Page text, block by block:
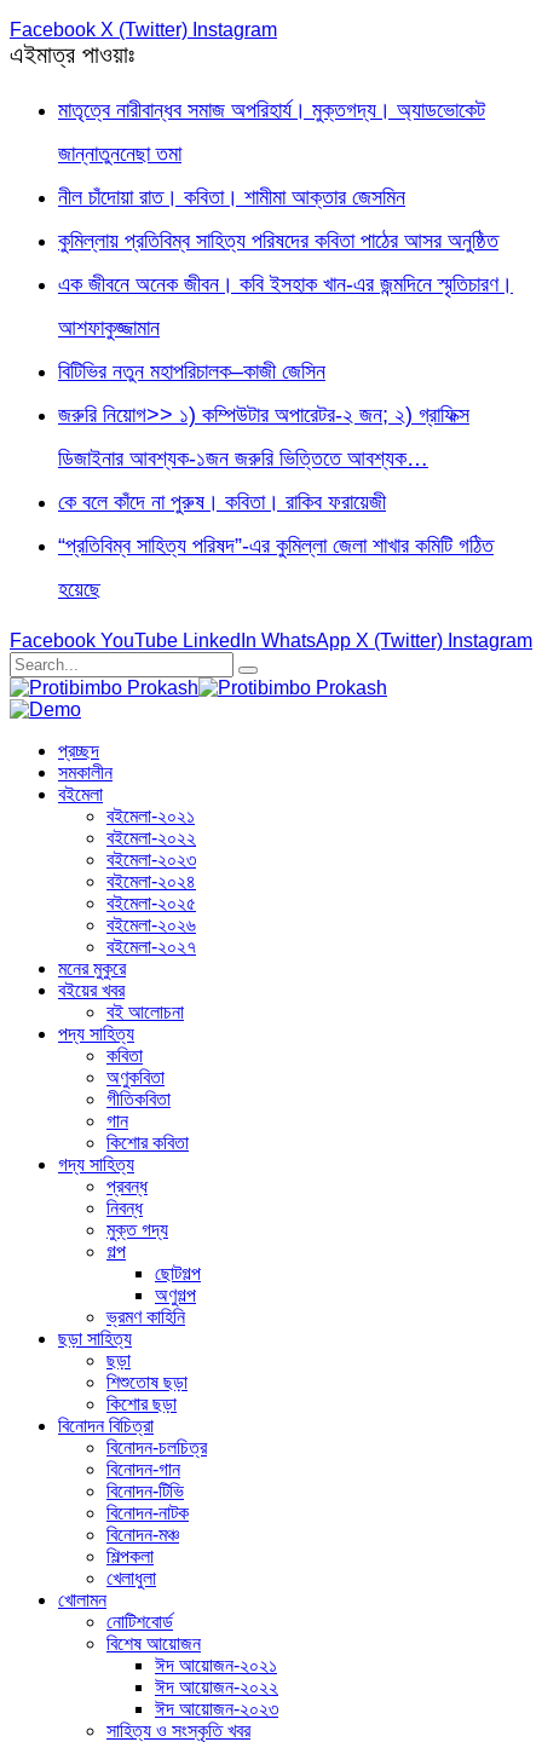
Facebook X (Twitter) Instagram
এইমাত্র পাওয়াঃ
মাতৃত্বে নারীবান্ধব সমাজ অপরিহার্য। মুক্তগদ্য। অ্যাডভোকেট
জান্নাতুননেছা তমা
নীল চাঁদোয়া রাত। কবিতা। শামীমা আক্তার জেসমিন
কুমিল্লায় প্রতিবিম্ব সাহিত্য পরিষদের কবিতা পাঠের আসর অনুষ্ঠিত
এক জীবনে অনেক জীবন। কবি ইসহাক খান-এর জন্মদিনে স্মৃতিচারণ।
আশফাকুজ্জামান
বিটিভির নতুন মহাপরিচালক–কাজী জেসিন
জরুরি নিয়োগ>> ১) কম্পিউটার অপারেটর-২ জন; ২) গ্রাফিক্স
ডিজাইনার আবশ্যক-১জন জরুরি ভিত্তিতে আবশ্যক…
কে বলে কাঁদে না পুরুষ। কবিতা। রাকিব ফরায়েজী
“প্রতিবিম্ব সাহিত্য পরিষদ”-এর কুমিল্লা জেলা শাখার কমিটি গঠিত
হয়েছে
Facebook YouTube LinkedIn WhatsApp X (Twitter) Instagram
প্রচ্ছদ
সমকালীন
বইমেলা
বইমেলা-২০২১
বইমেলা-২০২২
বইমেলা-২০২৩
বইমেলা-২০২৪
বইমেলা-২০২৫
বইমেলা-২০২৬
বইমেলা-২০২৭
মনের মুকুরে
বইয়ের খবর
বই আলোচনা
পদ্য সাহিত্য
কবিতা
অণুকবিতা
গীতিকবিতা
গান
কিশোর কবিতা
গদ্য সাহিত্য
প্রবন্ধ
নিবন্ধ
মুক্ত গদ্য
গল্প
ছোটগল্প
অণুগল্প
ভ্রমণ কাহিনি
ছড়া সাহিত্য
ছড়া
শিশুতোষ ছড়া
কিশোর ছড়া
বিনোদন বিচিত্রা
বিনোদন-চলচিত্র
বিনোদন-গান
বিনোদন-টিভি
বিনোদন-নাটক
বিনোদন-মঞ্চ
শিল্পকলা
খেলাধুলা
খোলামন
নোটিশবোর্ড
বিশেষ আয়োজন
ঈদ আয়োজন-২০২১
ঈদ আয়োজন-২০২২
ঈদ আয়োজন-২০২৩
সাহিত্য ও সংস্কৃতি খবর